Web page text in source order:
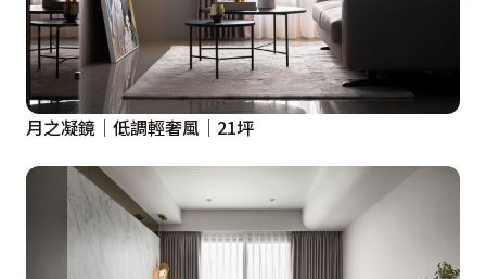
月之凝鏡│低調輕奢風│21坪